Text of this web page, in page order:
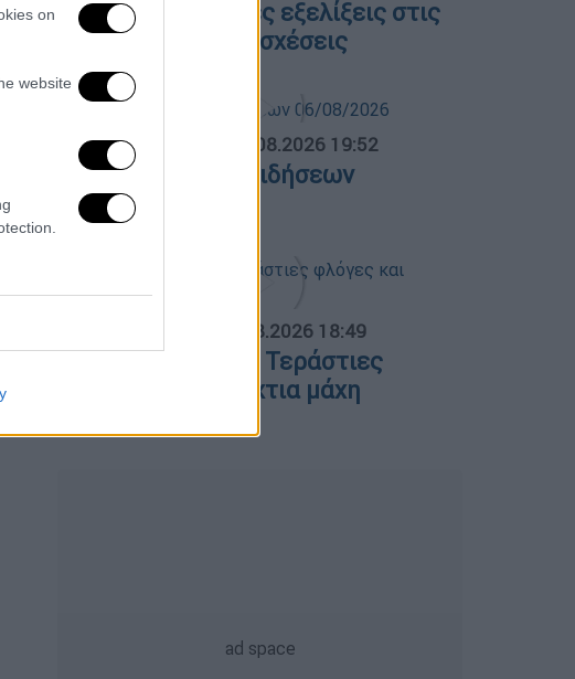
on
website
Όλες οι τελευταίες εξελίξεις στις
ελληνοτουρκικές σχέσεις
ΑΘΛΗΤΙΚΟ ΔΕΛΤΙΟ 06.08.2026 19:52
Αθλητικό δελτίο ειδήσεων
06/08/2026
06.08.2026 18:49
Φωτιά στη Σκύρο: Τεράστιες
φλόγες και ολονύχτια μάχη